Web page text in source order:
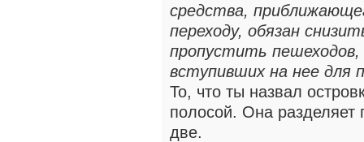
средства,
переходу, обязан
пропустить
вступивших на нее для
То, что ты назвал
полосой. Она разделяет
две.